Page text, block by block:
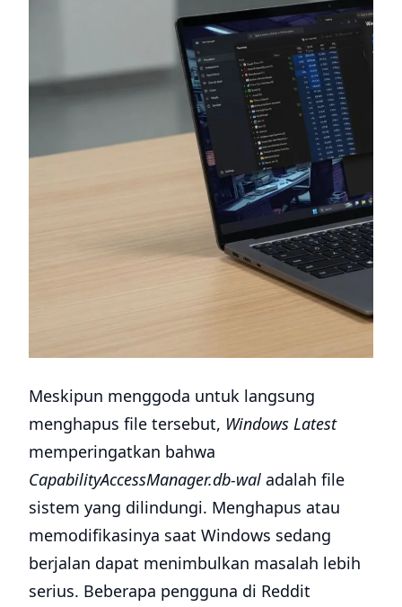
Meskipun menggoda untuk langsung
menghapus file tersebut, Windows Latest
memperingatkan bahwa
CapabilityAccessManager.db-wal adalah file
sistem yang dilindungi. Menghapus atau
memodifikasinya saat Windows sedang
berjalan dapat menimbulkan masalah lebih
serius. Beberapa pengguna di Reddit